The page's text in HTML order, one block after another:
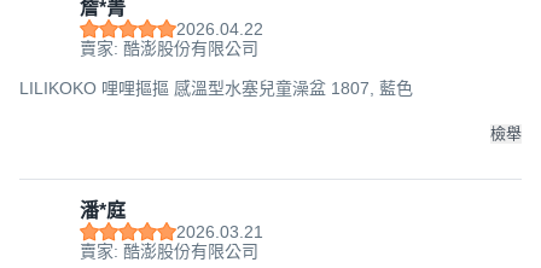
詹*菁
2026.04.22
賣家: 酷澎股份有限公司
LILIKOKO 哩哩摳摳 感溫型水塞兒童澡盆 1807, 藍色
檢舉
潘*庭
2026.03.21
賣家: 酷澎股份有限公司